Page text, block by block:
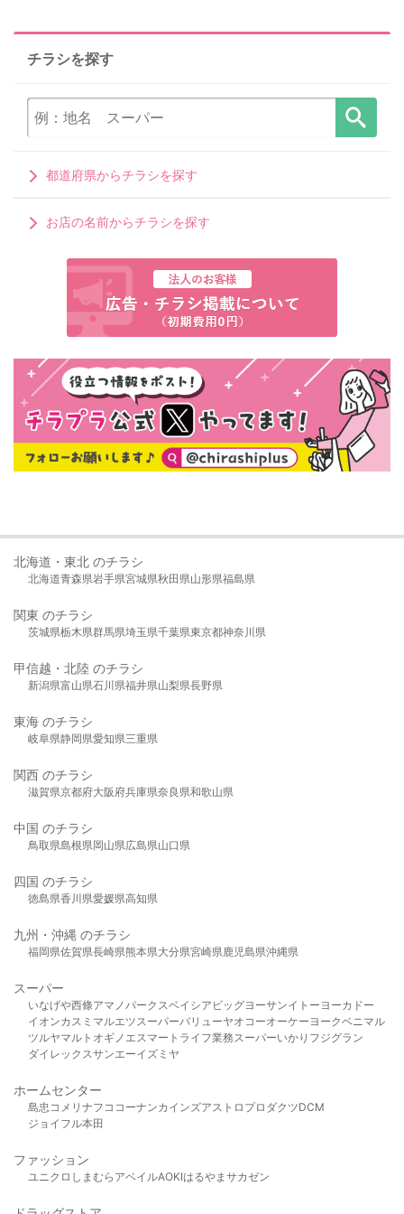
チラシを探す
都道府県からチラシを探す
お店の名前からチラシを探す
北海道・東北 のチラシ
北海道青森県岩手県宮城県秋田県山形県福島県
関東 のチラシ
茨城県栃木県群馬県埼玉県千葉県東京都神奈川県
甲信越・北陸 のチラシ
新潟県富山県石川県福井県山梨県長野県
東海 のチラシ
岐阜県静岡県愛知県三重県
関西 のチラシ
滋賀県京都府大阪府兵庫県奈良県和歌山県
中国 のチラシ
鳥取県島根県岡山県広島県山口県
四国 のチラシ
徳島県香川県愛媛県高知県
九州・沖縄 のチラシ
福岡県佐賀県長崎県熊本県大分県宮崎県鹿児島県沖縄県
スーパー
いなげや西條アマノパークスベイシア ビッグヨーサンイトーヨーカドー
イオンカスミ マルエツスーパーバリューヤオコーオーケー ヨークベニマル
ツルヤマルト オギノ エスマート ライフ業務スーパーいかり フジグラン
ダイレックスサンエーイズミヤ
ホームセンター
島忠 コメリ ナフコ コーナンカインズアストロプロダクツDCM
ジョイフル本田
ファッション
ユニクロ しまむら アベイルAOKIはるやま サカゼン